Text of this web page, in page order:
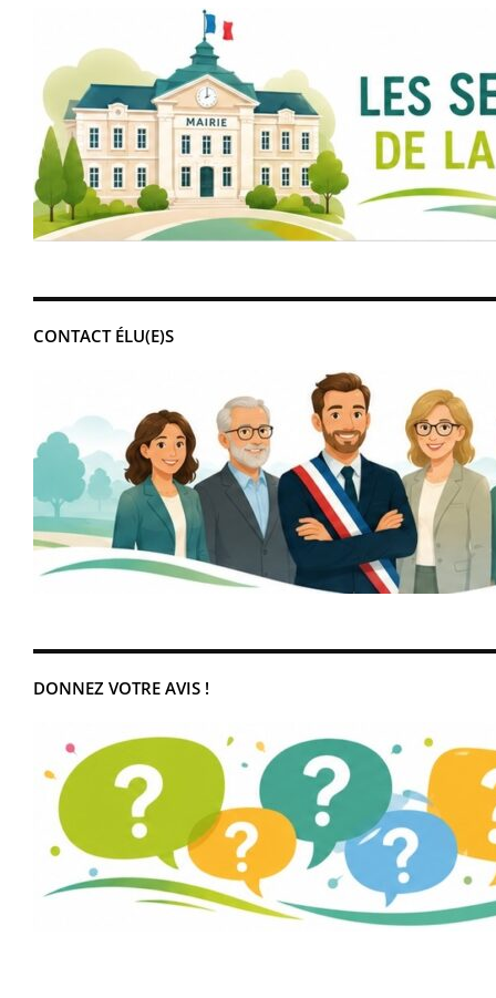
CONTACT ÉLU(E)S
DONNEZ VOTRE AVIS !